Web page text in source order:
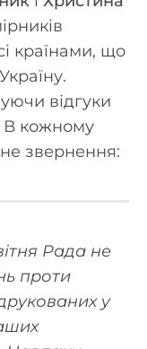
країнами, що
відгуки
В кожному
звернення:
Рада не
проти
у